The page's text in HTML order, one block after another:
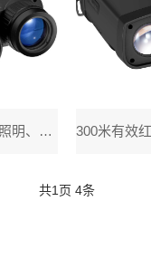
300米高功率红外激光照明、1280X960分辨率、高灵敏度和大动态范围图像传感
共1 页 4条